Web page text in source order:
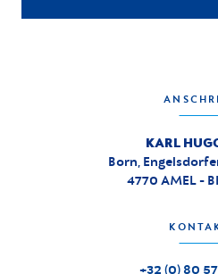
KARL
Born,
4770 AMEL -
+32 (0) 80